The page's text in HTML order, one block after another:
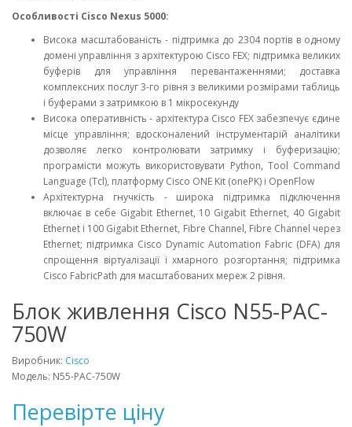
Особливості Cisco Nexus 5000:
Bисока масштабованість - підтримка до 2304 портів в одному
домені управління з архітектурою Cisco FEX; підтримка великих
буферів для управління перевантаженнями; доставка
комплексних послуг 3-го рівня з великими розмірами таблиць
і буферами з затримкою в 1 мікросекунду
Висока оперативність - архітектура Cisco FEX забезпечує єдине
місце управління; вдосконалений інструментарій аналітики
дозволяє легко контролювати затримку і буферизацію;
програмісти можуть використовувати Python, Tool Command
Language (Tcl), платформу Cisco ONE Kit (onePK) і OpenFlow
Архітектурна гнучкість - широка підтримка підключення
включає в себе Gigabit Ethernet, 10 Gigabit Ethernet, 40 Gigabit
Ethernet і 100 Gigabit Ethernet, Fibre Channel, Fibre Channel через
Ethernet; підтримка Cisco Dynamic Automation Fabric (DFA) для
спрощення віртуалізації і хмарного розгортання; підтримка
Cisco FabricPath для масштабованих мереж 2 рівня.
Блок живлення Cisco N55-PAC-
750W
Виробник: Cisco
Модель: N55-PAC-750W
Перевірте ціну